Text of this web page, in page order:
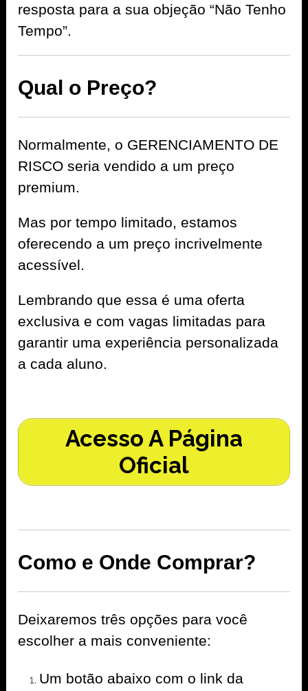
resposta para a sua objeção “Não Tenho
Tempo”.
Qual o Preço?
Normalmente, o GERENCIAMENTO DE
RISCO seria vendido a um preço
premium.
Mas por tempo limitado, estamos
oferecendo a um preço incrivelmente
acessível.
Lembrando que essa é uma oferta
exclusiva e com vagas limitadas para
garantir uma experiência personalizada
a cada aluno.
Acesso A Página
Oficial
Como e Onde Comprar?
Deixaremos três opções para você
escolher a mais conveniente:
Um botão abaixo com o link da